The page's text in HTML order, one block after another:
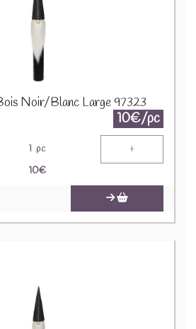
Noir/Blanc Large 97323
10€/pc
1 pc +
10€